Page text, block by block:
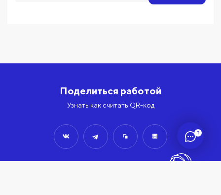
?
Поделиться работой
Узнать как считать QR-код